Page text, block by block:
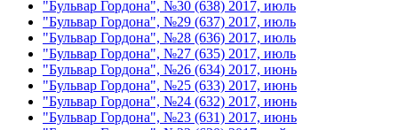
"Бульвар Гордона", №30 (638) 2017, июль
"Бульвар Гордона", №29 (637) 2017, июль
"Бульвар Гордона", №28 (636) 2017, июль
"Бульвар Гордона", №27 (635) 2017, июль
"Бульвар Гордона", №26 (634) 2017, июнь
"Бульвар Гордона", №25 (633) 2017, июнь
"Бульвар Гордона", №24 (632) 2017, июнь
"Бульвар Гордона", №23 (631) 2017, июнь